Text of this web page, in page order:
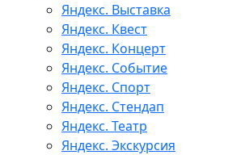
Яндекс. Выставка
Яндекс. Квест
Яндекс. Концерт
Яндекс. Событие
Яндекс. Спорт
Яндекс. Стендап
Яндекс. Театр
Яндекс. Экскурсия